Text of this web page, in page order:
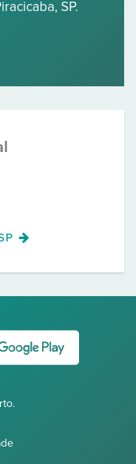
SP.